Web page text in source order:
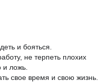
и бояться.
не терпеть плохих
и ложь.
свое время и свою жизнь.